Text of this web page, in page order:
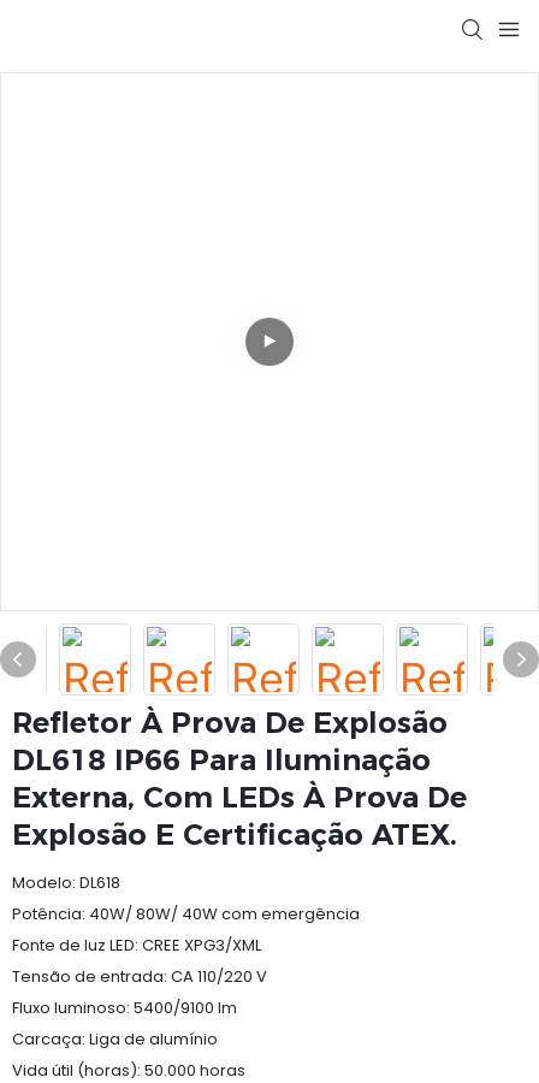
Refletor À Prova De Explosão
DL618 IP66 Para Iluminação
Externa, Com LEDs À Prova De
Explosão E Certificação ATEX.
Modelo: DL618
Potência: 40W/ 80W/ 40W com emergência
Fonte de luz LED: CREE XPG3/XML
Tensão de entrada: CA 110/220 V
Fluxo luminoso: 5400/9100 lm
Carcaça: Liga de alumínio
Vida útil (horas): 50.000 horas